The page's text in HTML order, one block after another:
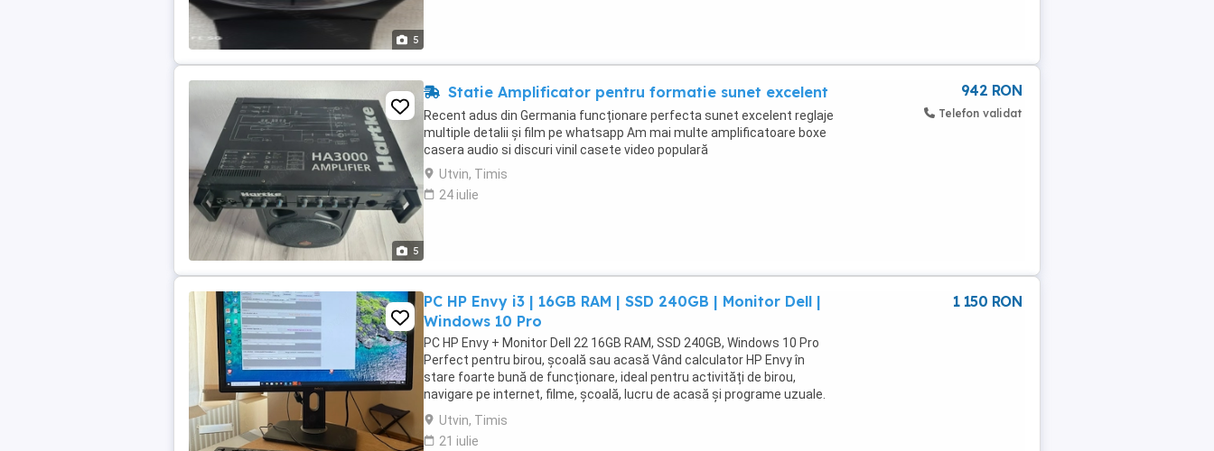
5
5
Statie Amplificator pentru formatie sunet excelent
Recent adus din Germania funcționare perfecta sunet excelent reglaje
multiple detalii și film pe whatsapp Am mai multe amplificatoare boxe
casera audio si discuri vinil casete video populară
Utvin, Timis
24 iulie
942 RON
Telefon validat
PC HP Envy i3 | 16GB RAM | SSD 240GB | Monitor Dell |
Windows 10 Pro
PC HP Envy + Monitor Dell 22 16GB RAM, SSD 240GB, Windows 10 Pro
Perfect pentru birou, școală sau acasă Vând calculator HP Envy în
stare foarte bună de funcționare, ideal pentru activități de birou,
navigare pe internet, filme, școală, lucru de acasă și programe uzuale.
Specificații: Procesor: ...
Utvin, Timis
21 iulie
1 150 RON